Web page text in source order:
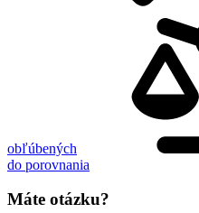
obľúbených
do porovnania
Máte otázku?